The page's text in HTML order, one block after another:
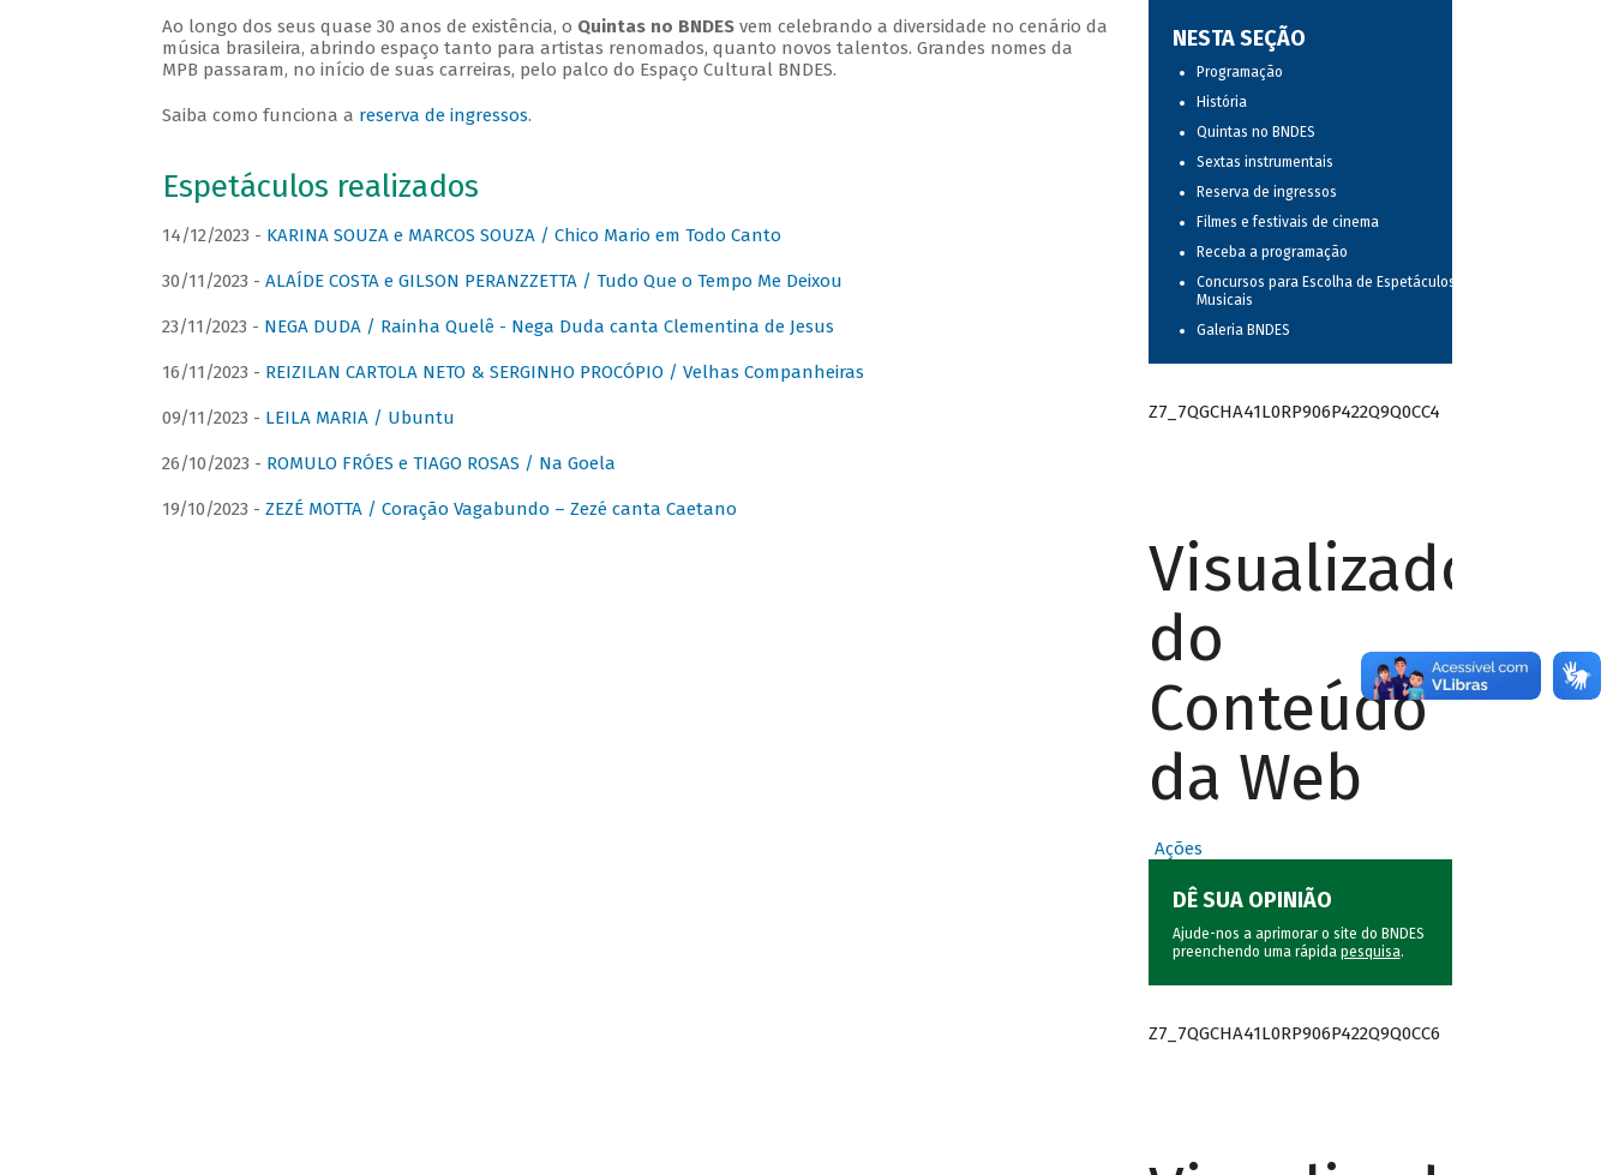
Ao longo dos seus quase 30 anos de existência, o Quintas no BNDESvem celebrando a diversidade no cenário da
música brasileira, abrindo espaço tanto para artistas renomados, quanto novos talentos. Grandes nomes da
MPB passaram, no início de suas carreiras, pelo palco do Espaço Cultural BNDES.
Saiba como funciona a reserva de ingressos.
Espetáculos realizados
14/12/2023 - KARINA SOUZA e MARCOS SOUZA / Chico Mario em Todo Canto
30/11/2023 - ALAÍDE COSTA e GILSON PERANZZETTA / Tudo Que o Tempo Me Deixou
23/11/2023 - NEGA DUDA / Rainha Quelê - Nega Duda canta Clementina de Jesus
16/11/2023 - REIZILAN CARTOLA NETO & SERGINHO PROCÓPIO / Velhas Companheiras
09/11/2023 - LEILA MARIA / Ubuntu
26/10/2023 - ROMULO FRÓES e TIAGO ROSAS / Na Goela
19/10/2023 - ZEZÉ MOTTA / Coração Vagabundo – Zezé canta Caetano
NESTA SEÇÃO
Programação
História
Quintas no BNDES
Sextas instrumentais
Reserva de ingressos
Filmes e festivais de cinema
Receba a programação
Concursos para Escolha de Espetáculos
Musicais
Galeria BNDES
Z7_7QGCHA41L0RP906P422Q9Q0CC4
Visualizador
do
Conteúdo
da Web
Ações
DÊ SUA OPINIÃO
Ajude-nos a aprimorar o site do BNDES
preenchendo uma rápida pesquisa.
Z7_7QGCHA41L0RP906P422Q9Q0CC6